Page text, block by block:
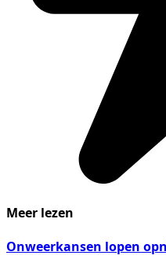
Meer lezen
Onweerkansen lopen